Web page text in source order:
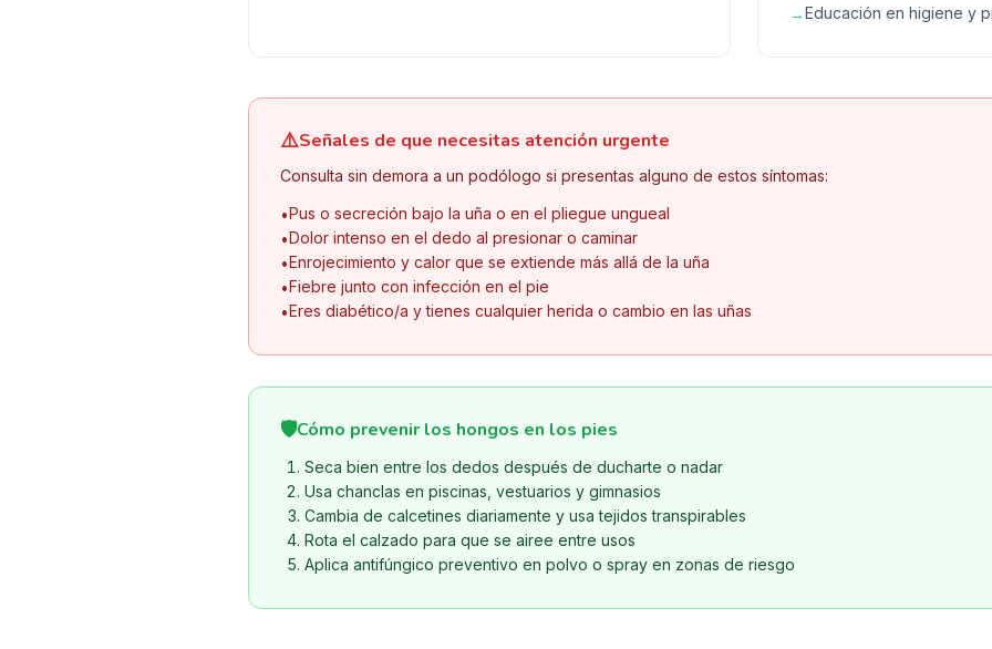
→Educación en higiene y
⚠️Señales de que necesitas atención urgente
Consulta sin demora a un podólogo si presentas alguno de estos síntomas:
•Pus o secreción bajo la uña o en el pliegue ungueal
•Dolor intenso en el dedo al presionar o caminar
•Enrojecimiento y calor que se extiende más allá de la uña
•Fiebre junto con infección en el pie
•Eres diabético/a y tienes cualquier herida o cambio en las uñas
🛡️Cómo prevenir los hongos en los pies
Seca bien entre los dedos después de ducharte o nadar
Usa chanclas en piscinas, vestuarios y gimnasios
Cambia de calcetines diariamente y usa tejidos transpirables
Rota el calzado para que se airee entre usos
Aplica antifúngico preventivo en polvo o spray en zonas de riesgo